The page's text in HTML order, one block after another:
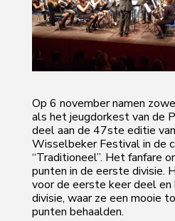
Op 6 november namen
als het jeugdorkest van de
deel aan de 47ste editie
Wisselbeker Festival in de
“Traditioneel”. Het fanfare
punten in de eerste divisie.
voor de eerste keer deel en
divisie, waar ze een mooie
punten behaalden.